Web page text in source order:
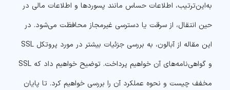
به‌این‌ترتیب، اطلاعات حساس مانند پسوردها و اطلاعات مالی در
حین انتقال، از سرقت یا دسترسی غیرمجاز محافظت می‌شود. در
این مقاله از آبالون،
به بررسی جزئیات بیشتر در مورد پروتکل SSL
و گواهی‌نامه‌های آن خواهیم پرداخت. توضیح خواهیم داد که SSL
مخفف چیست و نحوه عملکرد آن را بررسی خواهیم کرد. تا پایان